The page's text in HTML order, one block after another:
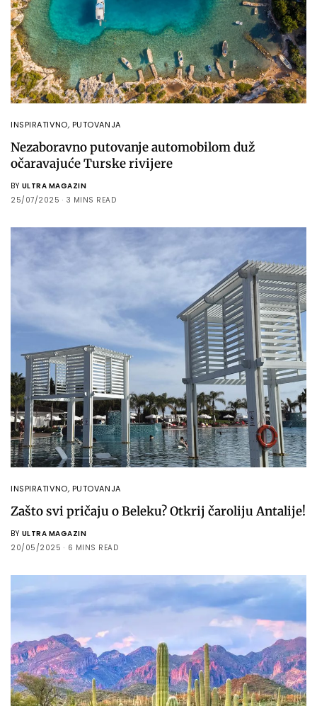
INSPIRATIVNO, PUTOVANJA
Nezaboravno putovanje automobilom duž
očaravajuće Turske rivijere
BY ULTRA MAGAZIN
25/07/2025
3 MINS READ
INSPIRATIVNO, PUTOVANJA
Zašto svi pričaju o Beleku? Otkrij čaroliju Antalije!
BY ULTRA MAGAZIN
20/05/2025
6 MINS READ